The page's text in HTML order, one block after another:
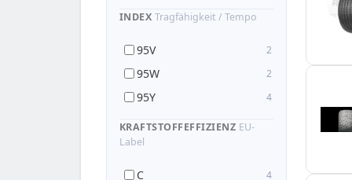
INDEX Tragfähigkeit / Tempo
95V 2
95W 2
95Y 4
KRAFTSTOFFEFFIZIENZ EU-
Label
C 4